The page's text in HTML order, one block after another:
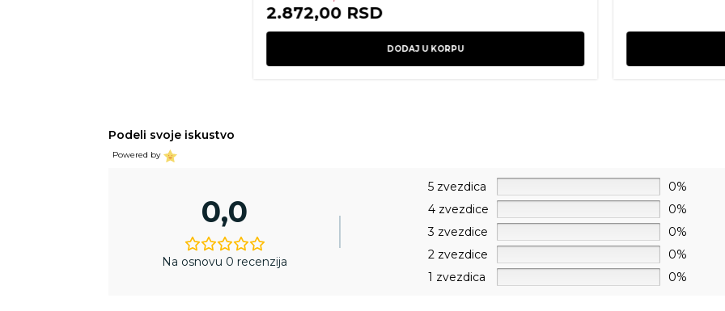
DODAJ U KORPU
Podeli svoje iskustvo
Powered by
0,0
Na osnovu 0 recenzija
5 zvezdica
0%
4 zvezdice
0%
3 zvezdice
0%
2 zvezdice
0%
1 zvezdica
0%